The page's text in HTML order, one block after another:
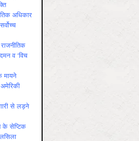
अधिकार
व ‘विच
मायने
से लड़ने
के सेप्टिक